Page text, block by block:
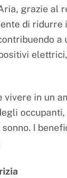
grazie al
di
vivere in un
I